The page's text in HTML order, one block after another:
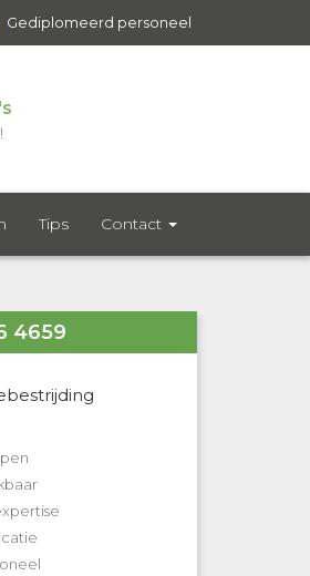
Gediplomeerd personeel
Tips Contact
4659